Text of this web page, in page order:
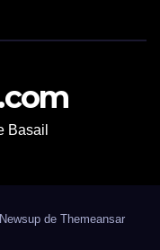
Basail
de Themeansar